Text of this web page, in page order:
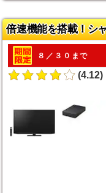
倍速機能を搭載！シ
８／３０まで
(4.12)